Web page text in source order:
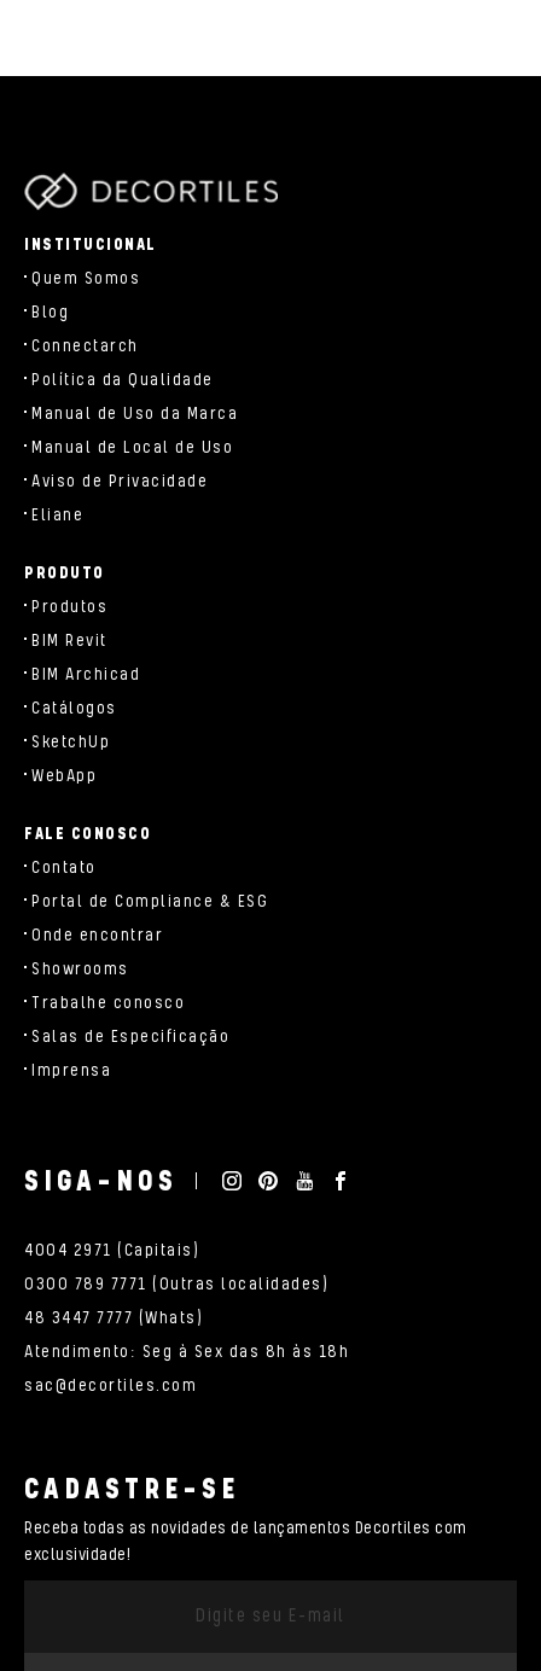
INSTITUCIONAL
Quem Somos
Blog
Connectarch
Política da Qualidade
Manual de Uso da Marca
Manual de Local de Uso
Aviso de Privacidade
Eliane
PRODUTO
Produtos
BIM Revit
BIM Archicad
Catálogos
SketchUp
WebApp
FALE CONOSCO
Contato
Portal de Compliance & ESG
Onde encontrar
Showrooms
Trabalhe conosco
Salas de Especificação
Imprensa
SIGA-NOS
4004 2971 (Capitais)
0300 789 7771 (Outras localidades)
48 3447 7777 (Whats)
Atendimento: Seg à Sex das 8h às 18h
sac@decortiles.com
CADASTRE-SE
Receba todas as novidades de lançamentos Decortiles com
exclusividade!